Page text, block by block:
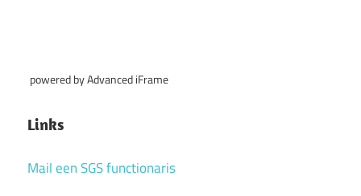
powered by Advanced iFrame
Links
Mail een SGS functionaris